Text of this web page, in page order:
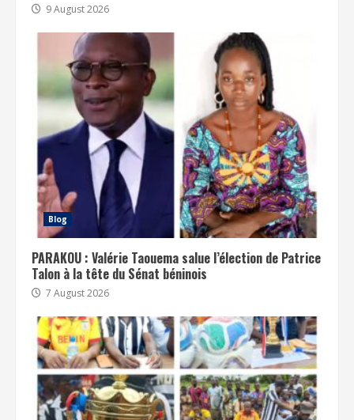
9 August 2026
Blog
PARAKOU : Valérie Taouema salue l’élection de Patrice
Talon à la tête du Sénat béninois
7 August 2026